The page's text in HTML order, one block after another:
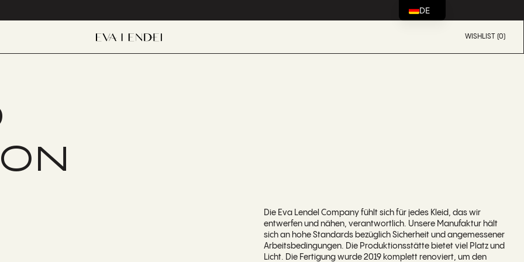
WISHLIST (0)
Die Eva Lendel Company fühlt sich für jedes Kleid, das wir
entwerfen und nähen, verantwortlich. Unsere Manufaktur hält
sich an hohe Standards bezüglich Sicherheit und angemessener
Arbeitsbedingungen. Die Produktionsstätte bietet viel Platz und
Licht. Die Fertigung wurde 2019 komplett renoviert, um den
DE